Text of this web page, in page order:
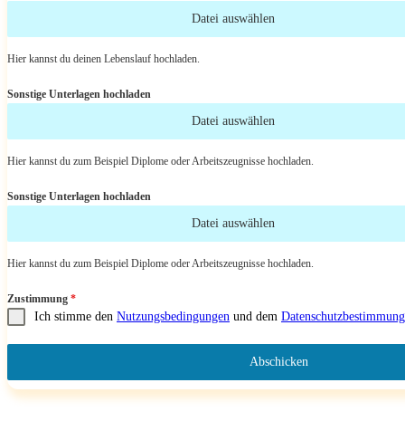
Datei auswählen
Hier kannst du deinen Lebenslauf hochladen.
Sonstige Unterlagen hochladen
Datei auswählen
Hier kannst du zum Beispiel Diplome oder Arbeitszeugnisse hochladen.
Sonstige Unterlagen hochladen
Datei auswählen
Hier kannst du zum Beispiel Diplome oder Arbeitszeugnisse hochladen.
Zustimmung *
Ich stimme den Nutzungsbedingungen und dem
Abschicken